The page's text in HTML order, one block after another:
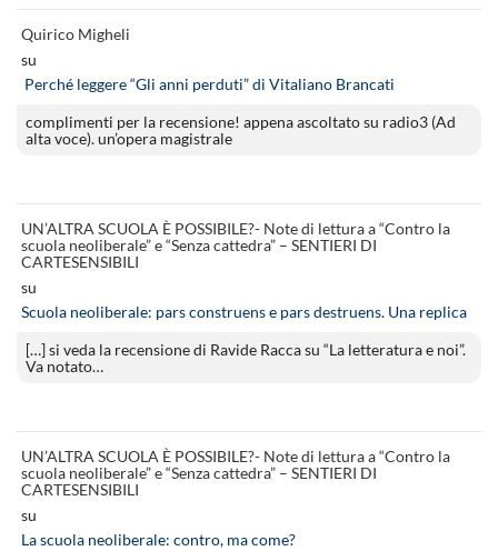
Quirico Migheli
su
Perché leggere “Gli anni perduti” di Vitaliano Brancati
complimenti per la recensione! appena ascoltato su radio3 (Ad
alta voce). un’opera magistrale
UN’ALTRA SCUOLA È POSSIBILE?- Note di lettura a “Contro la
scuola neoliberale” e “Senza cattedra” – SENTIERI DI
CARTESENSIBILI
su
Scuola neoliberale: pars construens e pars destruens. Una replica
[…] si veda la recensione di Ravide Racca su “La letteratura e noi”.
Va notato…
UN’ALTRA SCUOLA È POSSIBILE?- Note di lettura a “Contro la
scuola neoliberale” e “Senza cattedra” – SENTIERI DI
CARTESENSIBILI
su
La scuola neoliberale: contro, ma come?